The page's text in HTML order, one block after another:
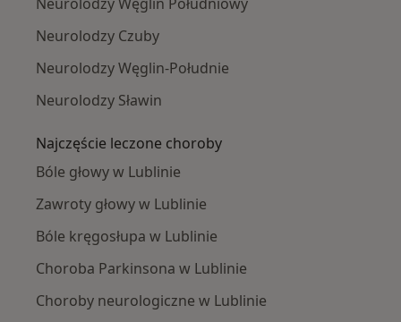
Neurolodzy Czuby
Neurolodzy Węglin-Południe
Neurolodzy Sławin
Najczęście leczone choroby
Bóle głowy w Lublinie
Zawroty głowy w Lublinie
Bóle kręgosłupa w Lublinie
Choroba Parkinsona w Lublinie
Choroby neurologiczne w Lublinie